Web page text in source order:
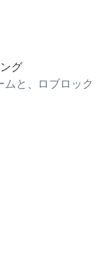
グ
と、ロブロック